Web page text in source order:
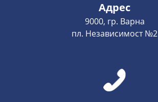
Адрес
9000, гр. Варна
пл. Независимост №2